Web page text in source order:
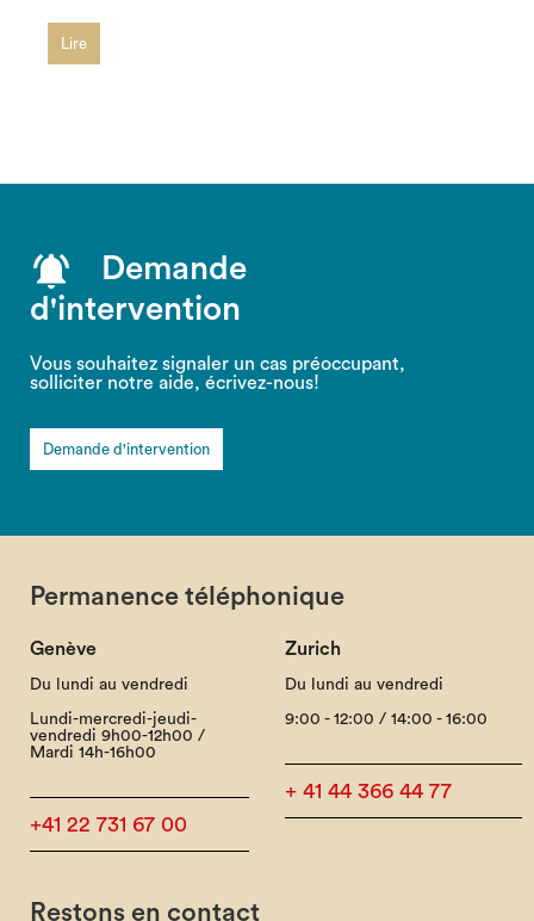
Lire
Demande
d'intervention
Vous souhaitez signaler un cas préoccupant,
solliciter notre aide, écrivez-nous!
Demande d'intervention
Permanence téléphonique
Genève
Du lundi au vendredi
Lundi-mercredi-jeudi-
vendredi 9h00-12h00 /
Mardi 14h-16h00
+41 22 731 67 00
Zurich
Du lundi au vendredi
9:00 - 12:00 / 14:00 - 16:00
+ 41 44 366 44 77
Restons en contact